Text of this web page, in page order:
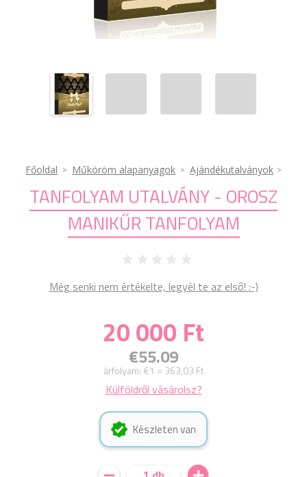
Főoldal Műköröm alapanyagok Ajándékutalványok
TANFOLYAM UTALVÁNY - OROSZ
MANIKŰR TANFOLYAM
Még senki nem értékelte, legyél te az első! :-)
20 000 Ft
€55.09
árfolyam: €1 = 363,03 Ft
Külföldről vásárolsz?
Készleten van